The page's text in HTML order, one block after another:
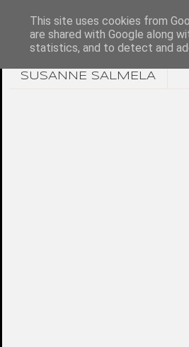
SUSANNE SALMELA
This site uses cookies from
are shared with Google along
statistics, and to detect and